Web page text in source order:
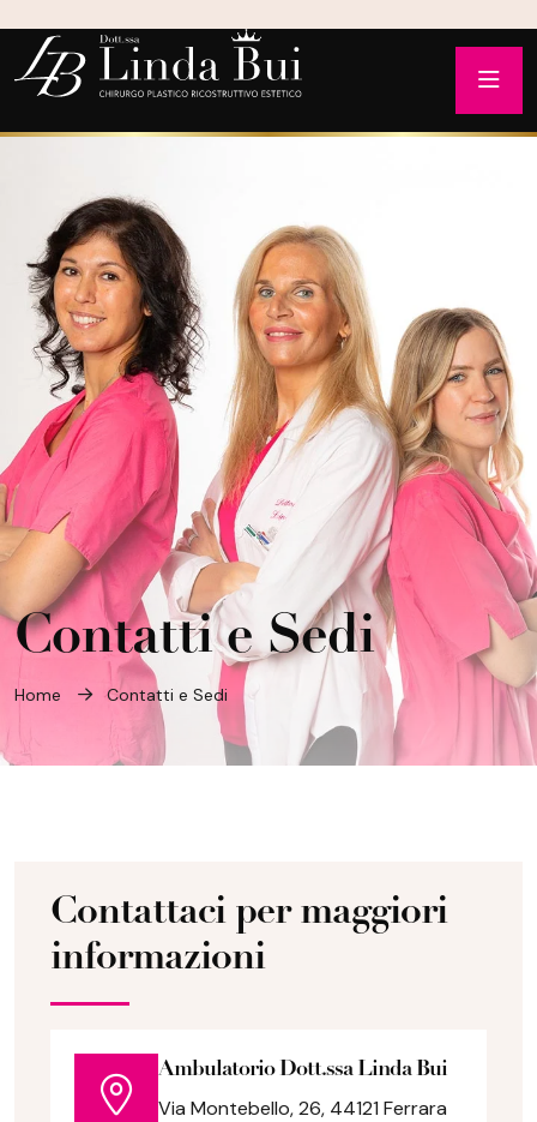
Contatti e Sedi
Home Contatti e Sedi
Contattaci per maggiori
informazioni
Ambulatorio Dott.ssa Linda Bui
Via Montebello, 26, 44121 Ferrara